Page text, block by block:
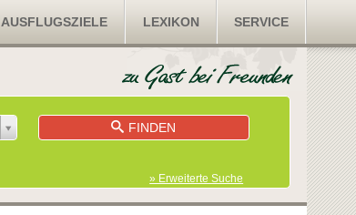
AUSFLUGSZIELE LEXIKON SERVICE
FINDEN
» Erweiterte Suche